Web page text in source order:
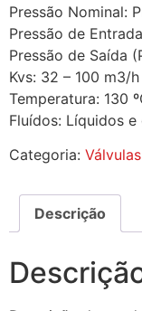
Pressão Nominal:
Pressão de
Pressão de Saída
Kvs: 32 – 100 m3/h
Temperatura: 130
Fluídos: Líquidos e
Categoria:
Descrição